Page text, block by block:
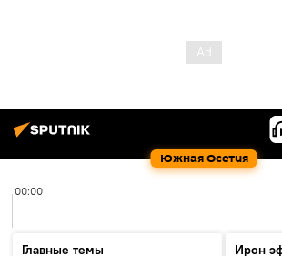
Южная Осетия
00:00
Главные темы
Ирон